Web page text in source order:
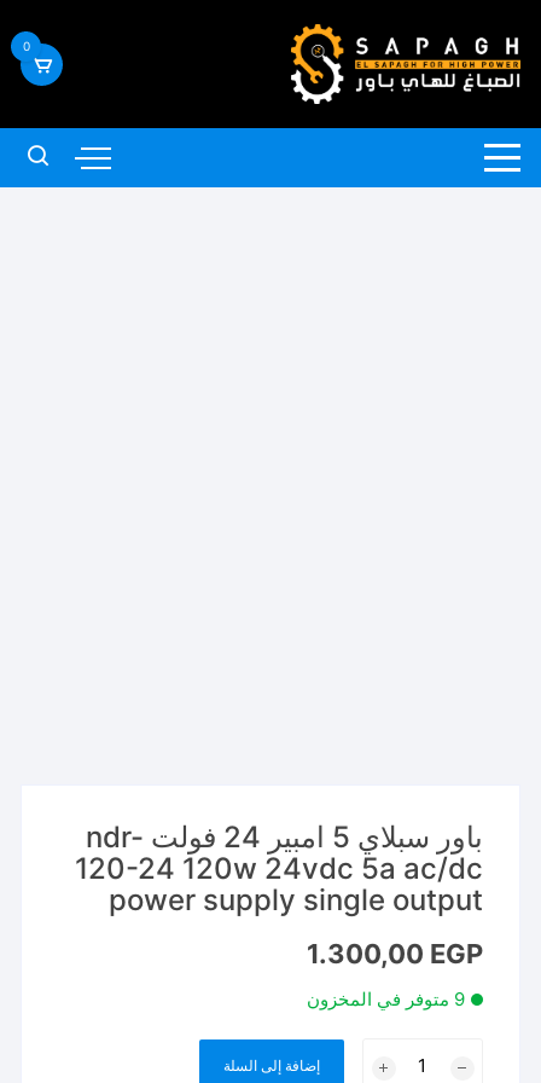
إلى
المحتوى
0
باور سبلاي 5 امبير 24 فولت ndr-
120-24 120w 24vdc 5a ac/dc
power supply single output
1.300,00 EGP
9 متوفر في المخزون
إضافة إلى السلة